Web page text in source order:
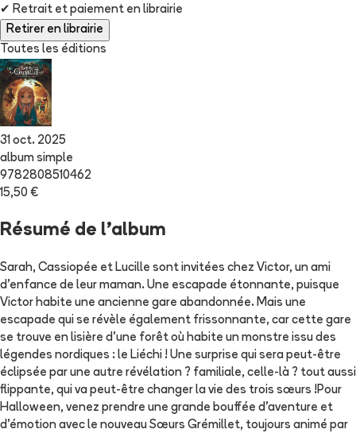
✔ Retrait et paiement en librairie
Retirer en librairie
Toutes les éditions
31 oct. 2025
album simple
9782808510462
15,50 €
Résumé de l'album
Sarah, Cassiopée et Lucille sont invitées chez Victor, un ami
d'enfance de leur maman. Une escapade étonnante, puisque
Victor habite une ancienne gare abandonnée. Mais une
escapade qui se révèle également frissonnante, car cette gare
se trouve en lisière d'une forêt où habite un monstre issu des
légendes nordiques : le Liéchi ! Une surprise qui sera peut-être
éclipsée par une autre révélation ? familiale, celle-là ? tout aussi
flippante, qui va peut-être changer la vie des trois sœurs !Pour
Halloween, venez prendre une grande bouffée d'aventure et
d'émotion avec le nouveau Sœurs Grémillet, toujours animé par